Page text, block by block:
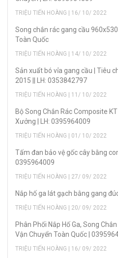
TRIỆU TIẾN HOÀNG | 16/ 10/ 2022
Song chắn rác gang cầu
Toàn Quốc
TRIỆU TIẾN HOÀNG | 14/ 10/ 2022
Sản xuẩt bó vỉa gang cầu | Tiêu
2015 || LH: 0353842797
TRIỆU TIẾN HOÀNG | 11/ 10/ 2022
Bộ Song Chắn Rác Composite
Xưởng | LH: 0395964009
TRIỆU TIẾN HOÀNG | 01/ 10/ 2022
Tấm đan bảo vệ gốc cây bằng
0395964009
TRIỆU TIẾN HOÀNG | 27/ 09/ 2022
Nắp hố ga lát gạch bằng gang
TRIỆU TIẾN HOÀNG | 20/ 09/ 2022
Phân Phối Nắp Hố Ga, Song
Vận Chuyển Toàn Quốc |
TRIỆU TIẾN HOÀNG | 16/ 09/ 2022